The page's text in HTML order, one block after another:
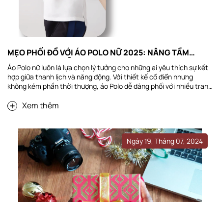
MẸO PHỐI ĐỒ VỚI ÁO POLO NỮ 2025: NÂNG TẦM
PHONG CÁCH DỄ DÀNG
Áo Polo nữ luôn là lựa chọn lý tưởng cho những ai yêu thích sự kết
hợp giữa thanh lịch và năng động. Với thiết kế cổ điển nhưng
không kém phần thời thượng, áo Polo dễ dàng phối với nhiều trang
Trong bài viết này, chúng ta sẽ khám phá những mẹo phối đồ với
áo Polo nữ trong năm 2025, giúp bạn nâng tầm phong cách một
cách Nâng tầm phong cách cá...
Xem thêm
Ngày 19, Tháng 07, 2024